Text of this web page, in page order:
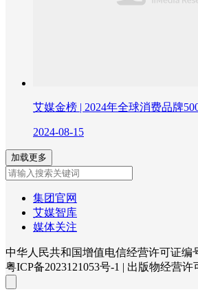
艾媒金榜 | 2024年全球消费品牌
2024-08-15
加载更多
集团官网
艾媒智库
媒体关注
中华人民共和国增值电信经营许可证编
粤ICP备2023121053号-1 | 出版物经营许